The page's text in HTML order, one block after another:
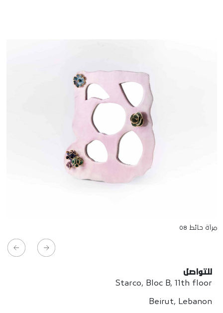
مرآة حائط 08
للتواصل
Starco, Bloc B, 11th floor
Beirut, Lebanon